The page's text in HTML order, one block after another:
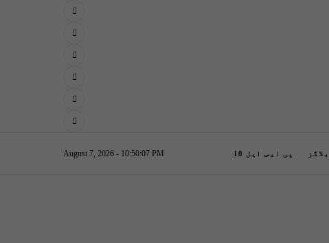
بلاگز پی ایس ایل 10 August 7, 2026 - 10:50:08 PM